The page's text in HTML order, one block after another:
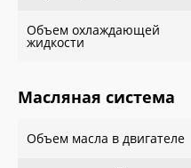
Объем охлаждающей
жидкости
Масляная система
Объем масла в двигателе